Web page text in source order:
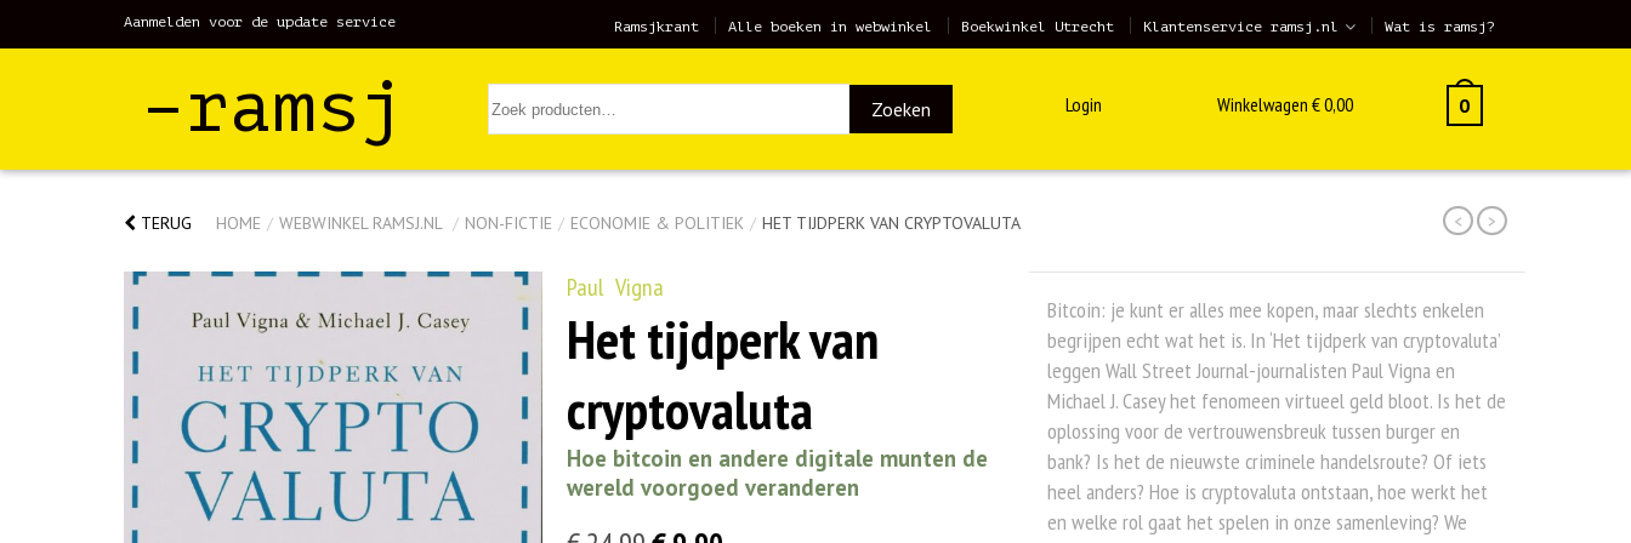
Aanmelden voor de update service Ramsjkrant Alle boeken in webwinkel Boekwinkel Utrecht Klantenservice ramsj.nl Wat is ramsj?
–ramsj Zoeken Login Winkelwagen €0,00 0
TERUG HOME / WEBWINKEL RAMSJ.NL / NON-FICTIE / ECONOMIE & POLITIEK / HET TIJDPERK VAN CRYPTOVALUTA < >
Paul Vigna
Het tijdperk van
cryptovaluta
Hoe bitcoin en andere digitale munten de
wereld voorgoed veranderen
Bitcoin: je kunt er alles mee kopen, maar slechts enkelen
begrijpen echt wat het is. In ‘Het tijdperk van cryptovaluta’
leggen Wall Street Journal-journalisten Paul Vigna en
Michael J. Casey het fenomeen virtueel geld bloot. Is het de
oplossing voor de vertrouwensbreuk tussen burger en
bank? Is het de nieuwste criminele handelsroute? Of iets
heel anders? Hoe is cryptovaluta ontstaan, hoe werkt het
en welke rol gaat het spelen in onze samenleving? We